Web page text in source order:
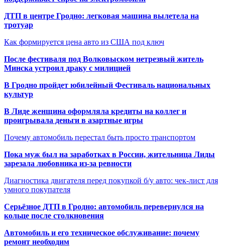
ДТП в центре Гродно: легковая машина вылетела на
тротуар
Как формируется цена авто из США под ключ
После фестиваля под Волковыском нетрезвый житель
Минска устроил драку с милицией
В Гродно пройдет юбилейный Фестиваль национальных
культур
В Лиде женщина оформляла кредиты на коллег и
проигрывала деньги в азартные игры
Почему автомобиль перестал быть просто транспортом
Пока муж был на заработках в России, жительница Лиды
зарезала любовника из-за ревности
Диагностика двигателя перед покупкой б/у авто: чек-лист для
умного покупателя
Серьёзное ДТП в Гродно: автомобиль перевернулся на
кольце после столкновения
Автомобиль и его техническое обслуживание: почему
ремонт необходим